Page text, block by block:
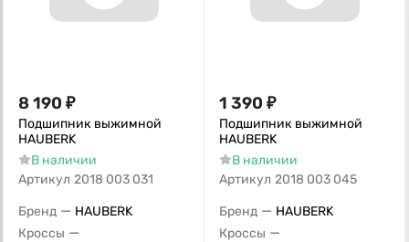
8 190 ₽
Подшипник выжимной
HAUBERK
В наличии
Артикул 2018 003 031
Бренд — HAUBERK
Кроссы —
1 390 ₽
Подшипник выжимной
HAUBERK
В наличии
Артикул 2018 003 045
Бренд — HAUBERK
Кроссы —